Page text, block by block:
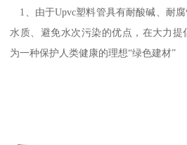
1、由于Upvc塑料管具有耐酸碱、耐
水质、避免水次污染的优点，在大力
为一种保护人类健康的理想“绿色建材”